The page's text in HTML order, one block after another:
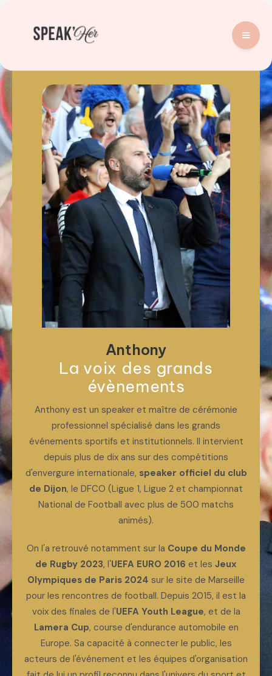
Anthony
La voix des grands
évènements
Anthony est un speaker et maître de cérémonie
professionnel spécialisé dans les grands
événements sportifs et institutionnels. Il intervient
depuis plus de dix ans sur des compétitions
d'envergure internationale, speaker officiel du club
de Dijon, le DFCO (Ligue 1, Ligue 2 et championnat
National de Football avec plus de 500 matchs
animés).
On l'a retrouvé notamment sur la Coupe du Monde
de Rugby 2023, l'UEFA EURO 2016 et les Jeux
Olympiques de Paris 2024 sur le site de Marseille
pour les rencontres de football. Depuis 2015, il est la
voix des finales de l'UEFA Youth League, et de la
Lamera Cup, course d'endurance automobile en
Europe. Sa capacité à connecter le public, les
acteurs de l'événement et les équipes d'organisation